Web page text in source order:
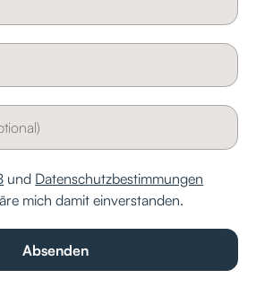
und Datenschutzbestimmungen
mich damit einverstanden.